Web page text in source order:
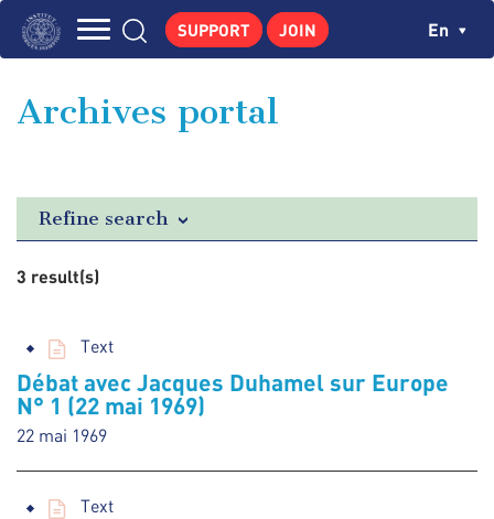
Skip
principale
GEORGES POMPIDOU
PUBLICATIONS
NEWS
SUPPORT JOIN En
Archives portal
Refine search
3 result(s)
Text
Débat avec Jacques Duhamel sur Europe
N° 1 (22 mai 1969)
22 mai 1969
Text
Cookies management panel